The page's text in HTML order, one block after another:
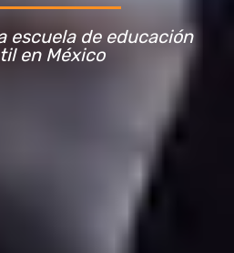
escuela de educación
en México